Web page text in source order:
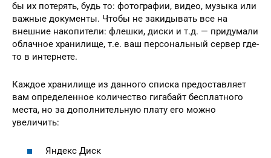
бы их потерять, будь то: фотографии, видео, музыка или
важные документы. Чтобы не закидывать все на
внешние накопители: флешки, диски и т.д. — придумали
облачное хранилище, т.е. ваш персональный сервер где-
то в интернете.
Каждое хранилище из данного списка предоставляет
вам определенное количество гигабайт бесплатного
места, но за дополнительную плату его можно
увеличить:
Яндекс Диск